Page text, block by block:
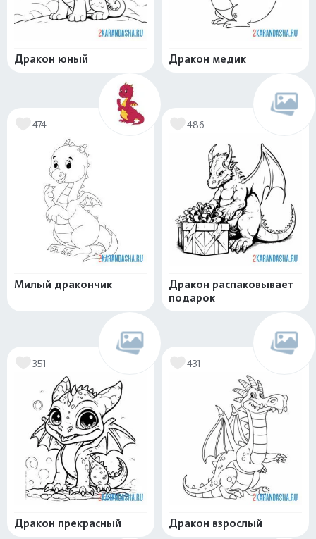
Дракон юный Дракон медик
474
Милый дракончик
486
Дракон распаковывает
подарок
351
Дракон прекрасный
431
Дракон взрослый